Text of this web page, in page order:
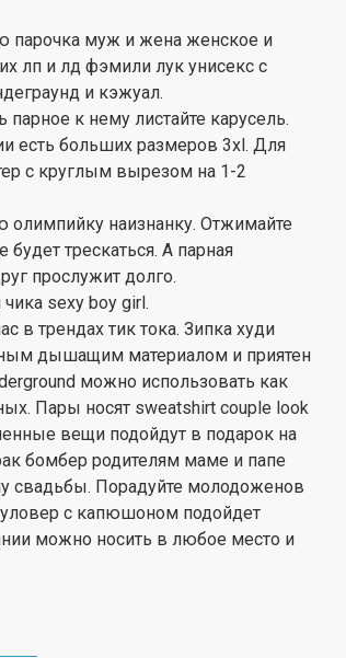
парочка муж и жена женское и
лп и лд фэмили лук унисекс с
и кэжуал.
к нему листайте карусель.
есть больших размеров 3xl. Для
с круглым вырезом на 1-2
олимпийку наизнанку. Отжимайте
трескаться. А парная
прослужит долго.
sexy boy girl.
в трендах тик тока. Зипка худи
дышащим материалом и приятен
можно использовать как
Пары носят sweatshirt couple look
вещи подойдут в подарок на
бомбер родителям маме и папе
Порадуйте молодоженов
с капюшоном подойдет
можно носить в любое место и